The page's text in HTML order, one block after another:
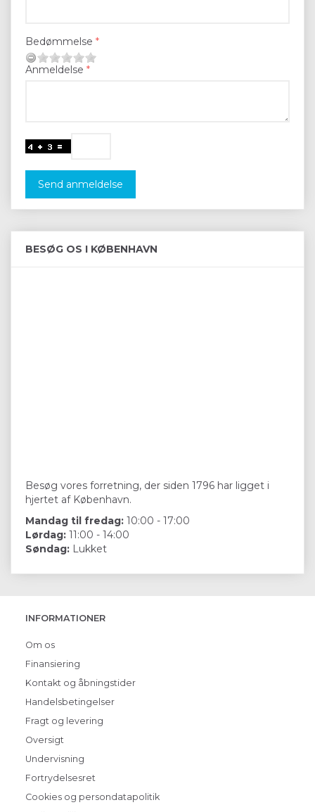
Bedømmelse
Anmeldelse
Send anmeldelse
BESØG OS I KØBENHAVN
Besøg vores forretning, der siden 1796 har ligget i
hjertet af København.
Mandag til fredag: 10:00 - 17:00
Lørdag: 11:00 - 14:00
Søndag: Lukket
INFORMATIONER
Om os
Finansiering
Kontakt og åbningstider
Handelsbetingelser
Fragt og levering
Oversigt
Undervisning
Fortrydelsesret
Cookies og persondatapolitik